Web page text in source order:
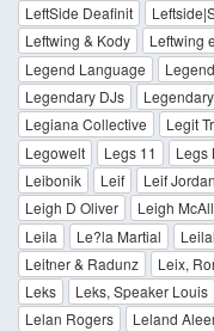
LeftSide Deafinit
Leftwing & Kody
Leftwing
Legend Language
Legendary DJs
Legiana Collective
Legit
Legowelt
Legs 11 Legs
Leibonik
Leif Leif
Leigh D Oliver
Leigh
Leila
Le?la Martial
Leitner & Radunz
Leix,
Leks
Leks, Speaker Louis
Lelan Rogers
Leland